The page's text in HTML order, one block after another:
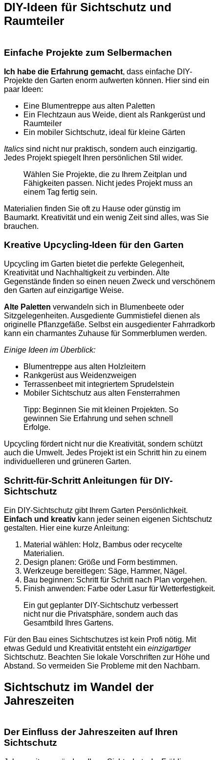
DIY-Ideen für Sichtschutz und
Raumteiler
Einfache Projekte zum Selbermachen
Ich habe die Erfahrung gemacht, dass einfache DIY-
Projekte den Garten enorm aufwerten können. Hier sind ein
paar Ideen:
Eine Blumentreppe aus alten Paletten
Ein Flechtzaun aus Weide, dient als Rankgerüst und
Raumteiler
Ein mobiler Sichtschutz, ideal für kleine Gärten
Italics sind nicht nur praktisch, sondern auch einzigartig.
Jedes Projekt spiegelt Ihren persönlichen Stil wider.
Wählen Sie Projekte, die zu Ihrem Zeitplan und
Fähigkeiten passen. Nicht jedes Projekt muss an
einem Tag fertig sein.
Materialien finden Sie oft zu Hause oder günstig im
Baumarkt. Kreativität und ein wenig Zeit sind alles, was Sie
brauchen.
Kreative Upcycling-Ideen für den Garten
Upcycling im Garten bietet die perfekte Gelegenheit,
Kreativität und Nachhaltigkeit zu verbinden. Alte
Gegenstände finden so einen neuen Zweck und verschönern
den Garten auf einzigartige Weise.
Alte Paletten verwandeln sich in Blumenbeete oder
Sitzgelegenheiten. Ausgediente Gummistiefel dienen als
originelle Pflanzgefäße. Selbst ein ausgedienter Fahrradkorb
kann ein charmantes Zuhause für Sommerblumen werden.
Einige Ideen im Überblick:
Blumentreppe aus alten Holzleitern
Rankgerüst aus Weidenzweigen
Terrassenbeet mit integriertem Sprudelstein
Mobiler Sichtschutz aus alten Fensterrahmen
Tipp: Beginnen Sie mit kleinen Projekten. So
gewinnen Sie Erfahrung und sehen schnell
Erfolge.
Upcycling fördert nicht nur die Kreativität, sondern schützt
auch die Umwelt. Jedes Projekt ist ein Schritt hin zu einem
individuelleren und grüneren Garten.
Schritt-für-Schritt Anleitungen für DIY-
Sichtschutz
Ein DIY-Sichtschutz gibt Ihrem Garten Persönlichkeit.
Einfach und kreativ kann jeder seinen eigenen Sichtschutz
gestalten. Hier eine kurze Anleitung:
Material wählen: Holz, Bambus oder recycelte
Materialien.
Design planen: Größe und Form bestimmen.
Werkzeuge bereitlegen: Säge, Hammer, Nägel.
Bau beginnen: Schritt für Schritt nach Plan vorgehen.
Finish anwenden: Farbe oder Lasur für Wetterfestigkeit.
Ein gut geplanter DIY-Sichtschutz verbessert
nicht nur die Privatsphäre, sondern auch das
Gesamtbild Ihres Gartens.
Für den Bau eines Sichtschutzes ist kein Profi nötig. Mit
etwas Geduld und Kreativität entsteht ein einzigartiger
Sichtschutz. Beachten Sie lokale Vorschriften zur Höhe und
Abstand. So vermeiden Sie Probleme mit den Nachbarn.
Sichtschutz im Wandel der
Jahreszeiten
Der Einfluss der Jahreszeiten auf Ihren
Sichtschutz